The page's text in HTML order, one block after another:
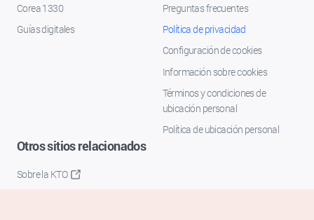
Corea 1330
Guías digitales
Preguntas frecuentes
Política de privacidad
Configuración de cookies
Información sobre cookies
Términos y condiciones de
ubicación personal
Política de ubicación personal
Otros sitios relacionados
Sobre la KTO